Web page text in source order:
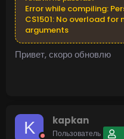
Error while compiling:
CS1501: No overload
arguments
Привет, скоро обновлю
K kapkan
Пользователь